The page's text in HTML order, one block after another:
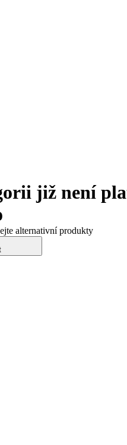
již není
alternativní produkty